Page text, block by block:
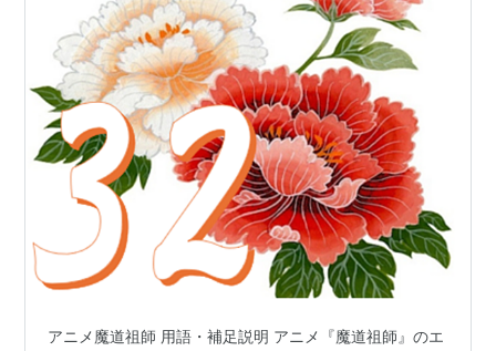
アニメ魔道祖師 用語・補足説明 アニメ『魔道祖師』のエ